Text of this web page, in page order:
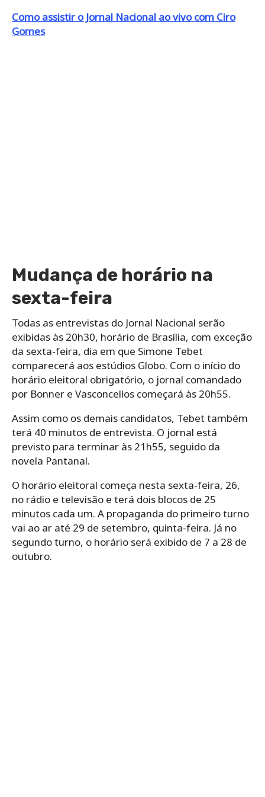
Como assistir o Jornal Nacional ao vivo com Ciro
Gomes
Mudança de horário na
sexta-feira
Todas as entrevistas do Jornal Nacional serão
exibidas às 20h30, horário de Brasília, com exceção
da sexta-feira, dia em que Simone Tebet
comparecerá aos estúdios Globo. Com o início do
horário eleitoral obrigatório, o jornal comandado
por Bonner e Vasconcellos começará às 20h55.
Assim como os demais candidatos, Tebet também
terá 40 minutos de entrevista. O jornal está
previsto para terminar às 21h55, seguido da
novela Pantanal.
O horário eleitoral começa nesta sexta-feira, 26,
no rádio e televisão e terá dois blocos de 25
minutos cada um. A propaganda do primeiro turno
vai ao ar até 29 de setembro, quinta-feira. Já no
segundo turno, o horário será exibido de 7 a 28 de
outubro.